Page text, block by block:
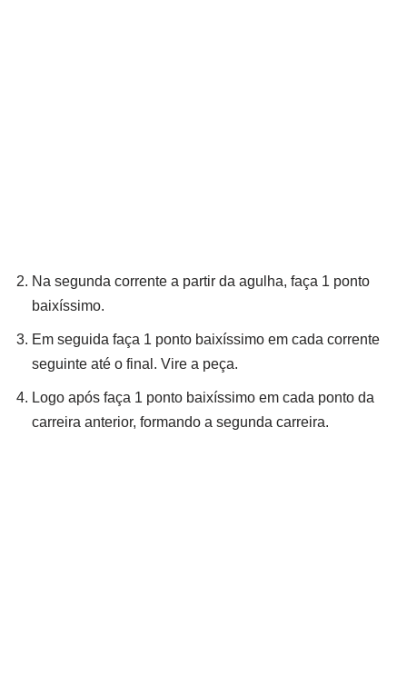
Na segunda corrente a partir da agulha, faça 1 ponto
baixíssimo.
Em seguida faça 1 ponto baixíssimo em cada corrente
seguinte até o final. Vire a peça.
Logo após faça 1 ponto baixíssimo em cada ponto da
carreira anterior, formando a segunda carreira.